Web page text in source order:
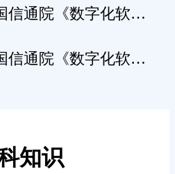
信通院《数字化软件
范编制工作
信通院《数字化软件
范编制工作
知识